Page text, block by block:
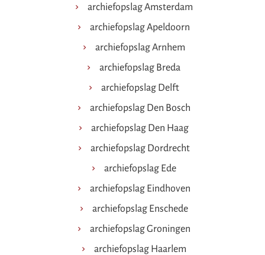
archiefopslag Amsterdam
archiefopslag Apeldoorn
archiefopslag Arnhem
archiefopslag Breda
archiefopslag Delft
archiefopslag Den Bosch
archiefopslag Den Haag
archiefopslag Dordrecht
archiefopslag Ede
archiefopslag Eindhoven
archiefopslag Enschede
archiefopslag Groningen
archiefopslag Haarlem